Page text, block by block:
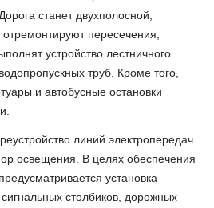
станет двухполосной,
пересечения,
устройство лестничного
труб. Кроме того,
и автобусные остановки
линий электропередач.
освещения. В целях обеспечения
установка
столбиков, дорожных